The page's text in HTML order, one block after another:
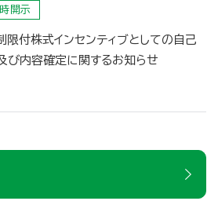
開示
付株式インセンティブとしての自己
び内容確定に関するお知らせ